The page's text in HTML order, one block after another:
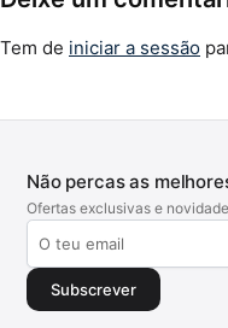
Tem de iniciar a sessão
Não percas as
Ofertas exclusivas e
Subscrever